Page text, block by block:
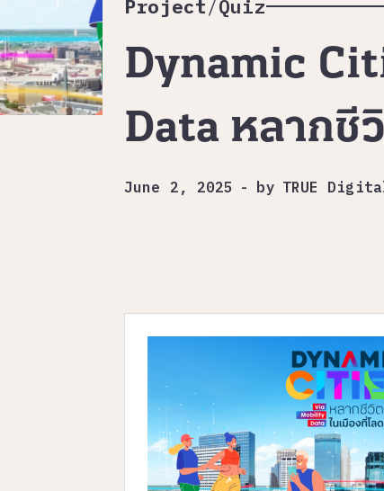
Project/Quiz
Dynamic
Data หลากชี
June 2, 2025 - by TRUE